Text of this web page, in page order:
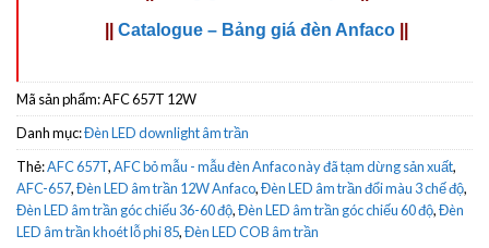
Catalogue – Bảng giá đèn Anfaco
Mã sản phẩm:AFC 657T 12W
Danh mục:Đèn LED downlight âm trần
Thẻ:AFC 657T,AFC bỏ mẫu - mẫu đèn Anfaco này đã tạm dừng sản xuất,
AFC-657,Đèn LED âm trần 12W Anfaco,Đèn LED âm trần đổi màu 3 chế độ,
Đèn LED âm trần góc chiếu 36-60 độ,Đèn LED âm trần góc chiếu 60 độ,Đèn
LED âm trần khoét lỗ phi 85,Đèn LED COB âm trần